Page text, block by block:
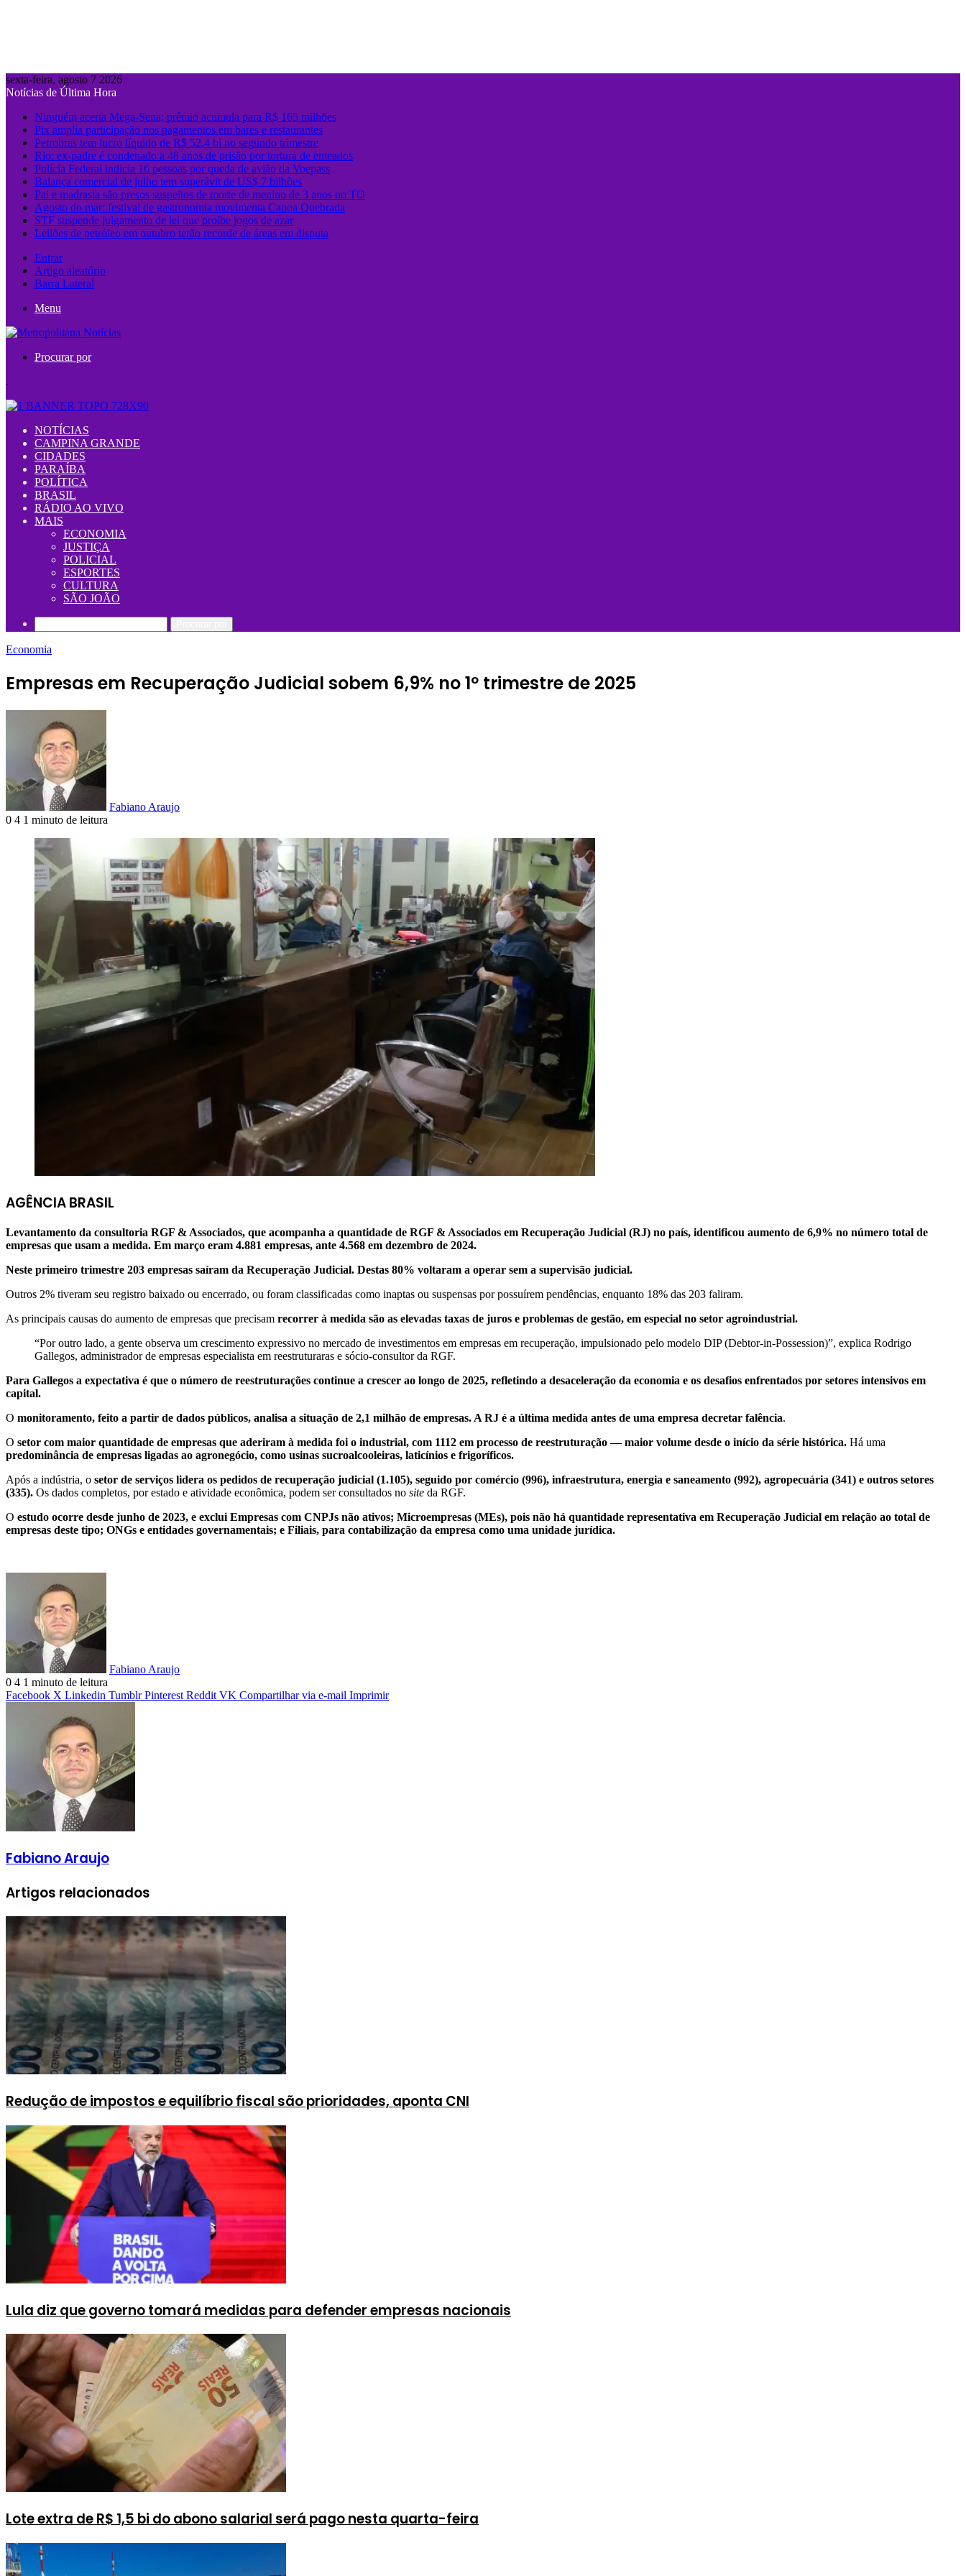
sexta-feira, agosto 7 2026
Notícias de Última Hora
Ninguém acerta Mega-Sena; prêmio acumula para R$ 165 milhões
Pix amplia participação nos pagamentos em bares e restaurantes
Petrobras tem lucro líquido de R$ 52,4 bi no segundo trimestre
Rio: ex-padre é condenado a 48 anos de prisão por tortura de enteados
Polícia Federal indicia 16 pessoas por queda de avião da Voepass
Balança comercial de julho tem superávit de US$ 7 bilhões
Pai e madrasta são presos suspeitos de morte de menino de 3 anos no TO
Agosto do mar: festival de gastronomia movimenta Canoa Quebrada
STF suspende julgamento de lei que proíbe jogos de azar
Leilões de petróleo em outubro terão recorde de áreas em disputa
Entrar
Artigo aleatório
Barra Lateral
Menu
Procurar por
.
NOTÍCIAS
CAMPINA GRANDE
CIDADES
PARAÍBA
POLÍTICA
BRASIL
RÁDIO AO VIVO
MAIS
ECONOMIA
JUSTIÇA
POLICIAL
ESPORTES
CULTURA
SÃO JOÃO
Economia
Empresas em Recuperação Judicial sobem 6,9% no 1º trimestre de 2025
Fabiano Araujo
0 4 1 minuto de leitura
AGÊNCIA BRASIL
Levantamento da consultoria RGF & Associados, que acompanha a quantidade de RGF & Associados em Recuperação Judicial (RJ) no país, identificou aumento de 6,9% no número total de
empresas que usam a medida. Em março eram 4.881 empresas, ante 4.568 em dezembro de 2024.
Neste primeiro trimestre 203 empresas saíram da Recuperação Judicial. Destas 80% voltaram a operar sem a supervisão judicial.
Outros 2% tiveram seu registro baixado ou encerrado, ou foram classificadas como inaptas ou suspensas por possuírem pendências, enquanto 18% das 203 faliram.
As principais causas do aumento de empresas que precisam recorrer à medida são as elevadas taxas de juros e problemas de gestão, em especial no setor agroindustrial.
“Por outro lado, a gente observa um crescimento expressivo no mercado de investimentos em empresas em recuperação, impulsionado pelo modelo DIP (Debtor-in-Possession)”, explica Rodrigo
Gallegos, administrador de empresas especialista em reestruturaras e sócio-consultor da RGF.
Para Gallegos a expectativa é que o número de reestruturações continue a crescer ao longo de 2025, refletindo a desaceleração da economia e os desafios enfrentados por setores intensivos em
capital.
O monitoramento, feito a partir de dados públicos, analisa a situação de 2,1 milhão de empresas. A RJ é a última medida antes de uma empresa decretar falência.
O setor com maior quantidade de empresas que aderiram à medida foi o industrial, com 1112 em processo de reestruturação — maior volume desde o início da série histórica. Há uma
predominância de empresas ligadas ao agronegócio, como usinas sucroalcooleiras, laticínios e frigoríficos.
Após a indústria, o setor de serviços lidera os pedidos de recuperação judicial (1.105), seguido por comércio (996), infraestrutura, energia e saneamento (992), agropecuária (341) e outros setores
(335). Os dados completos, por estado e atividade econômica, podem ser consultados no site da RGF.
O estudo ocorre desde junho de 2023, e exclui Empresas com CNPJs não ativos; Microempresas (MEs), pois não há quantidade representativa em Recuperação Judicial em relação ao total de
empresas deste tipo; ONGs e entidades governamentais; e Filiais, para contabilização da empresa como uma unidade jurídica.
Fabiano Araujo
0 4 1 minuto de leitura
Facebook X Linkedin Tumblr Pinterest Reddit VK Compartilhar via e-mail Imprimir
Fabiano Araujo
Artigos relacionados
Redução de impostos e equilíbrio fiscal são prioridades, aponta CNI
Lula diz que governo tomará medidas para defender empresas nacionais
Lote extra de R$ 1,5 bi do abono salarial será pago nesta quarta-feira